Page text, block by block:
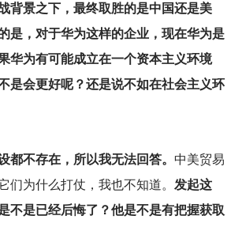
背景之下，最终取胜的是中国还是美
是，对于华为这样的企业，现在华为是
华为有可能成立在一个资本主义环境
是会更好呢？还是说不如在社会主义环
都不存在，所以我无法回答。 中美贸易
们为什么打仗，我也不知道。 发起这
不是已经后悔了？他是不是有把握获取